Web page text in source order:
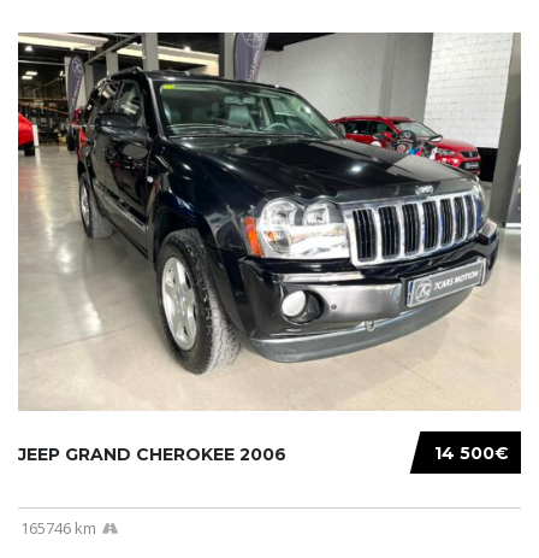
14 500€
JEEP GRAND CHEROKEE 2006
165746 km